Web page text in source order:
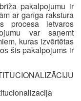
pakalpojumu ir
ar garīga rakstura
procesa ietvaros
var saņemt
kuras izvērtētas
šis pakalpojums ir